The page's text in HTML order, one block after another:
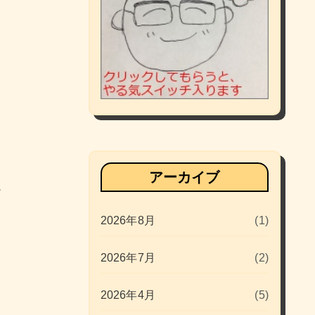
アーカイブ
2026年8月 (1)
2026年7月 (2)
2026年4月 (5)